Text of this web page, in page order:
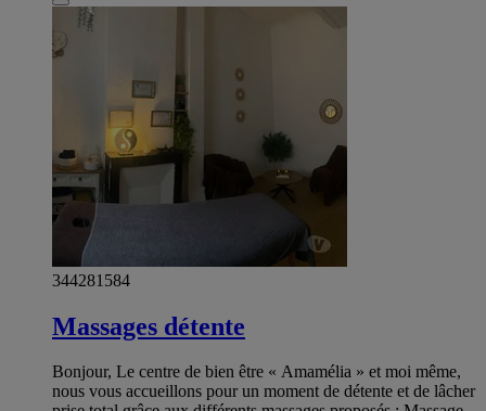
344281584
Massages détente
Bonjour, Le centre de bien être « Amamélia » et moi même,
nous vous accueillons pour un moment de détente et de lâcher